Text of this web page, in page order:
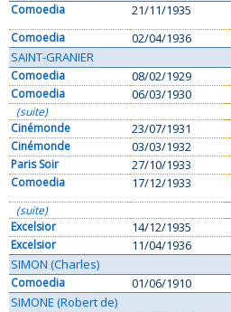
Comoedia 21/11/1935
Comoedia
02/04/1936
SAINT-GRANIER
Comoedia 08/02/1929
Comoedia
06/03/1930
(suite)
Cinémonde
23/07/1931
Cinémonde
03/03/1932
Paris Soir
27/10/1933
Comoedia
17/12/1933
(suite)
Excelsior
14/12/1935
Excelsior
11/04/1936
SIMON (Charles)
Comoedia 01/06/1910
SIMONE (Robert de)